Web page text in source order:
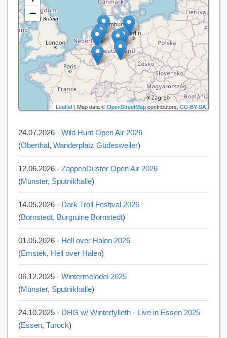
−
Leaflet | Map data ©OpenStreetMapcontributors, CC-BY-SA
24.07.2026 - Wild Hunt Open Air 2026
(Oberthal, Wanderplatz Güdesweiler)
12.06.2026 - ZappenDuster Open Air 2026
(Münster, Sputnikhalle)
14.05.2026 - Dark Troll Festival 2026
(Bornstedt, Burgruine Bornstedt)
01.05.2026 - Hell over Halen 2026
(Emstek, Hell over Halen)
06.12.2025 - Wintermelodei 2025
(Münster, Sputnikhalle)
24.10.2025 - DHG w/ Winterfylleth - Live in Essen 2025
(Essen, Turock)